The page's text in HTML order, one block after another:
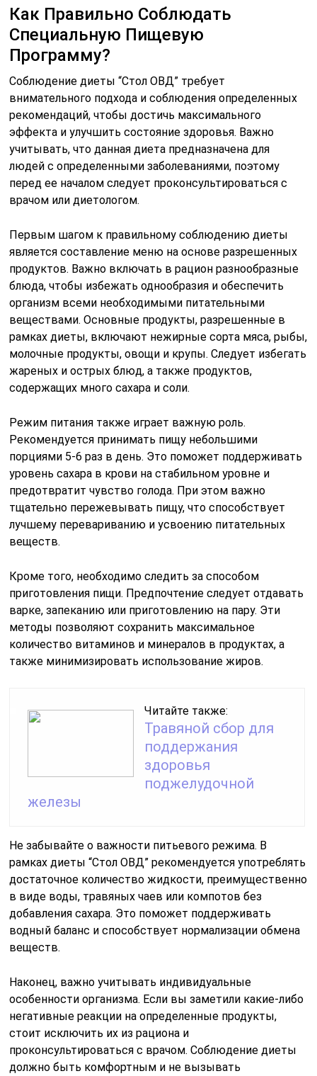
Как Правильно Соблюдать
Специальную Пищевую
Программу?
Соблюдение диеты “Стол ОВД” требует
внимательного подхода и соблюдения определенных
рекомендаций, чтобы достичь максимального
эффекта и улучшить состояние здоровья. Важно
учитывать, что данная диета предназначена для
людей с определенными заболеваниями, поэтому
перед ее началом следует проконсультироваться с
врачом или диетологом.
Первым шагом к правильному соблюдению диеты
является составление меню на основе разрешенных
продуктов. Важно включать в рацион разнообразные
блюда, чтобы избежать однообразия и обеспечить
организм всеми необходимыми питательными
веществами. Основные продукты, разрешенные в
рамках диеты, включают нежирные сорта мяса, рыбы,
молочные продукты, овощи и крупы. Следует избегать
жареных и острых блюд, а также продуктов,
содержащих много сахара и соли.
Режим питания также играет важную роль.
Рекомендуется принимать пищу небольшими
порциями 5-6 раз в день. Это поможет поддерживать
уровень сахара в крови на стабильном уровне и
предотвратит чувство голода. При этом важно
тщательно пережевывать пищу, что способствует
лучшему перевариванию и усвоению питательных
веществ.
Кроме того, необходимо следить за способом
приготовления пищи. Предпочтение следует отдавать
варке, запеканию или приготовлению на пару. Эти
методы позволяют сохранить максимальное
количество витаминов и минералов в продуктах, а
также минимизировать использование жиров.
Читайте также:
Травяной сбор для
поддержания
здоровья
поджелудочной
железы
Не забывайте о важности питьевого режима. В
рамках диеты “Стол ОВД” рекомендуется употреблять
достаточное количество жидкости, преимущественно
в виде воды, травяных чаев или компотов без
добавления сахара. Это поможет поддерживать
водный баланс и способствует нормализации обмена
веществ.
Наконец, важно учитывать индивидуальные
особенности организма. Если вы заметили какие-либо
негативные реакции на определенные продукты,
стоит исключить их из рациона и
проконсультироваться с врачом. Соблюдение диеты
должно быть комфортным и не вызывать